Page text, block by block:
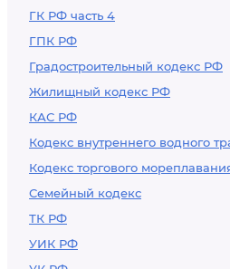
ГК РФ часть 4
ГПК РФ
Градостроительный кодекс РФ
Жилищный кодекс РФ
КАС РФ
Кодекс внутреннего водного
Кодекс торгового
Семейный кодекс
ТК РФ
УИК РФ